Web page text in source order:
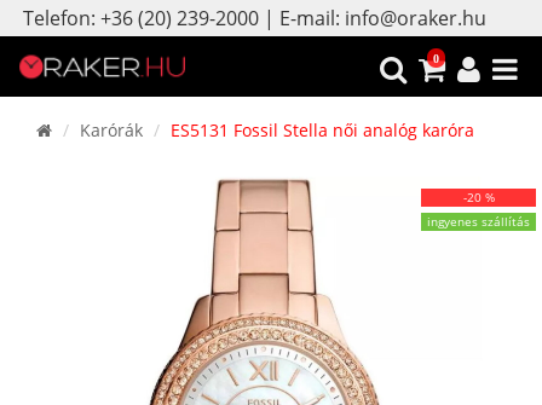
Telefon: +36 (20) 239-2000 | E-mail: info@oraker.hu
0
Karórák ES5131 Fossil Stella női analóg karóra
-20 %
ingyenes szállítás